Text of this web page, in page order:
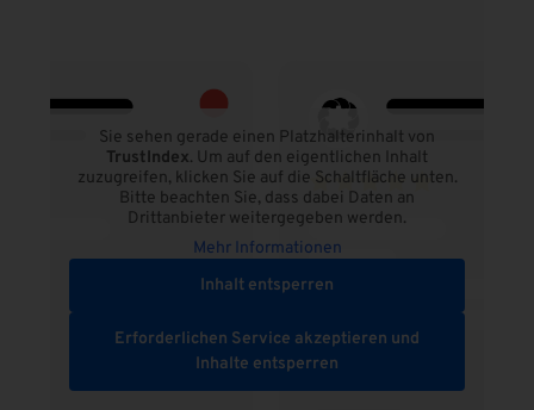
Sie sehen gerade einen Platzhalterinhalt von
TrustIndex. Um auf den eigentlichen Inhalt
zuzugreifen, klicken Sie auf die Schaltfläche unten.
Bitte beachten Sie, dass dabei Daten an
Drittanbieter weitergegeben werden.
Mehr Informationen
Inhalt entsperren
Erforderlichen Service akzeptieren und
Inhalte entsperren